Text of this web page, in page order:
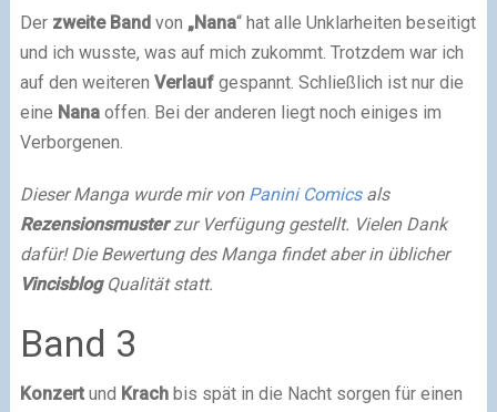
Der zweite Bandvon „Nana“ hat alle Unklarheiten beseitigt
und ich wusste, was auf mich zukommt. Trotzdem war ich
auf den weiteren Verlaufgespannt. Schließlich ist nur die
eine Nanaoffen. Bei der anderen liegt noch einiges im
Verborgenen.
Dieser Manga wurde mir von Panini Comicsals
Rezensionsmusterzur Verfügung gestellt. Vielen Dank
dafür! Die Bewertung des Manga findet aber in üblicher
VincisblogQualität statt.
Band 3
Konzertund Krachbis spät in die Nacht sorgen für einen